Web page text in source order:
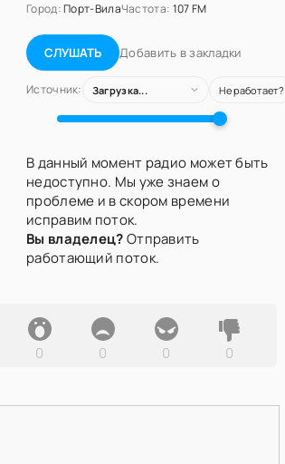
Город:Порт-ВилаЧастота: 107 FM
СЛУШАТЬ Добавить в закладки
Источник: Загрузка... Не работает?
В данный момент радио может быть
недоступно. Мы уже знаем о
проблеме и в скором времени
исправим поток.
Вы владелец?Отправить
работающий поток.
0 0 0 0